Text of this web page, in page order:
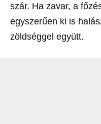
szár. Ha zavar, a
egyszerűen ki is
zöldséggel együtt.